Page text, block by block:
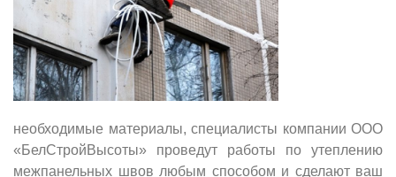
необходимые материалы, специалисты компании ООО
«БелСтройВысоты» проведут работы по утеплению
межпанельных швов любым способом и сделают ваш